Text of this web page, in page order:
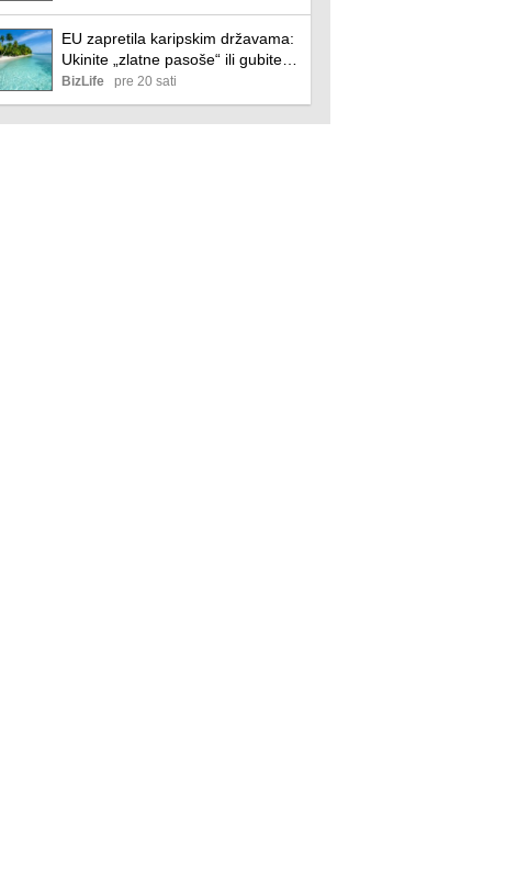
EU zapretila karipskim državama:
Ukinite „zlatne pasoše“ ili gubite
bezvizni režim
BizLife pre 20 sati